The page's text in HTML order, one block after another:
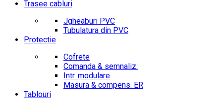
Trasee cabluri
Jgheaburi PVC
Tubulatura din PVC
Protectie
Cofrete
Comanda & semnaliz.
Intr. modulare
Masura & compens. ER
Tablouri